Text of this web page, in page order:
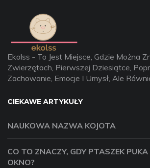
Ekolss - To Jest Miejsce, Gdzie Można
Zwierzętach, Pierwszej Dziesiątce,
Zachowanie, Emocje I Umysł, Ale
CIEKAWE ARTYKUŁY
NAUKOWA NAZWA KOJOTA
CO TO ZNACZY, GDY PTASZEK
OKNO?